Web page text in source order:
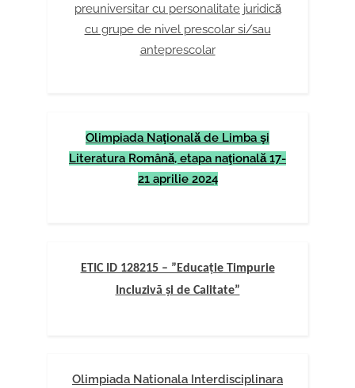
preuniversitar cu personalitate juridică
cu grupe de nivel prescolar si/sau
anteprescolar
Olimpiada Naţională de Limba şi
Literatura Română, etapa naţională 17-
21 aprilie 2024
ETIC ID 128215 – ”Educație Timpurie
Incluzivă și de Calitate”
Olimpiada Nationala Interdisciplinara